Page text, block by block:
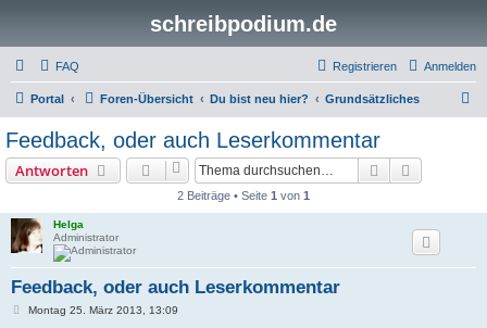
schreibpodium.de
FAQ Anmelden
Registrieren
Portal Foren-Übersicht Du bist neu hier? Grundsätzliches
Feedback, oder auch Leserkommentar
Antworten Suche
2 Beiträge • Seite 1 von 1
Helga
Administrator
Feedback, oder auch Leserkommentar
BMontag 25. März 2013, 13:09